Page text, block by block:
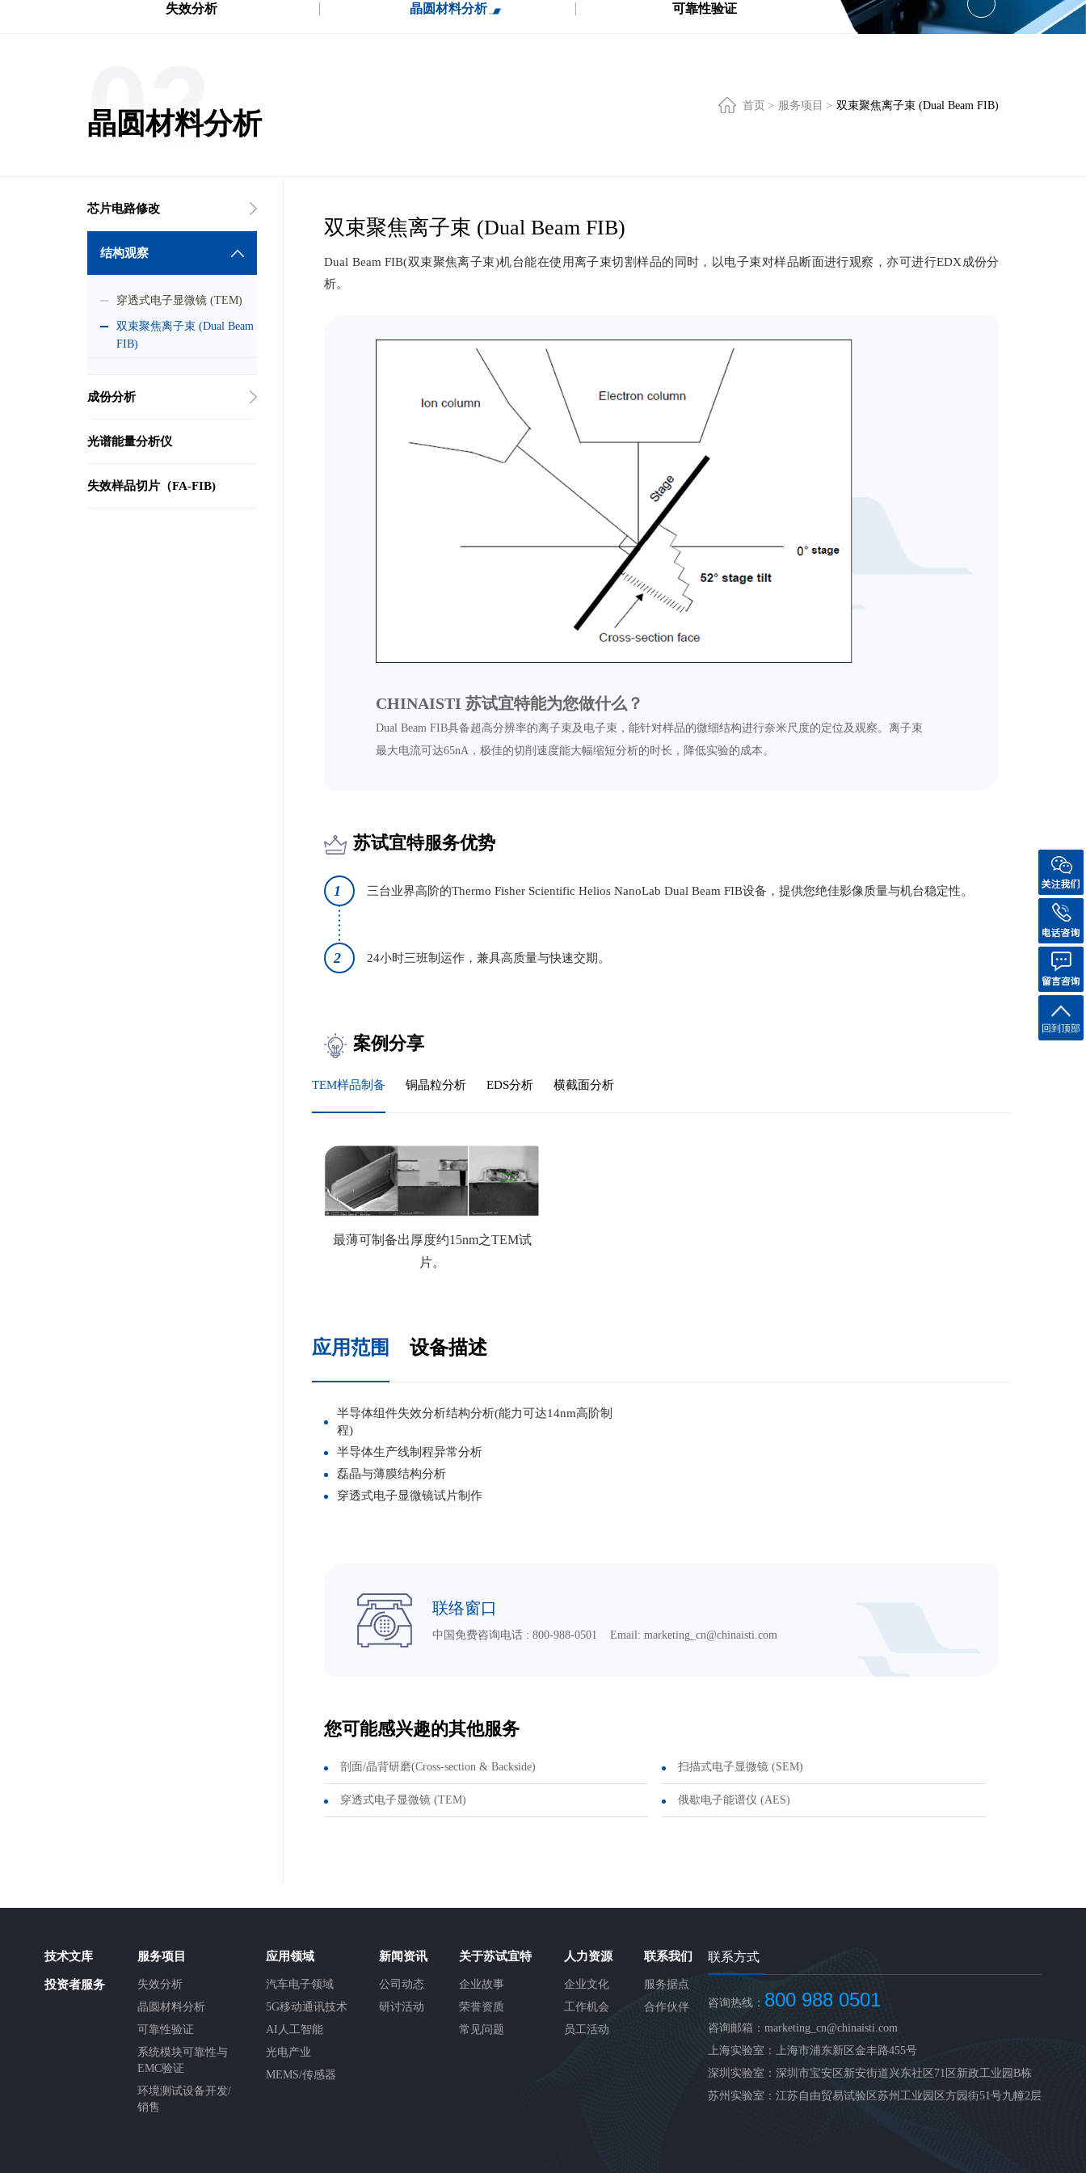
失效分析 晶圆材料分析 可靠性验证
02
晶圆材料分析
首页 > 服务项目 > 双束聚焦离子束 (Dual Beam FIB)
芯片电路修改
结构观察
穿透式电子显微镜 (TEM)
双束聚焦离子束 (Dual Beam
FIB)
成份分析
光谱能量分析仪
失效样品切片（FA-FIB)
双束聚焦离子束 (Dual Beam FIB)
Dual Beam FIB(双束聚焦离子束)机台能在使用离子束切割样品的同时，以电子束对样品断面进行观察，亦可进行EDX成份分
析。
CHINAISTI 苏试宜特能为您做什么？
Dual Beam FIB具备超高分辨率的离子束及电子束，能针对样品的微细结构进行奈米尺度的定位及观察。离子束
最大电流可达65nA，极佳的切削速度能大幅缩短分析的时长，降低实验的成本。
苏试宜特服务优势
1 三台业界高阶的Thermo Fisher Scientific Helios NanoLab Dual Beam FIB设备，提供您绝佳影像质量与机台稳定性。
2 24小时三班制运作，兼具高质量与快速交期。
案例分享
TEM样品制备 铜晶粒分析 EDS分析 横截面分析
最薄可制备出厚度约15nm之TEM试
片。
应用范围 设备描述
半导体组件失效分析结构分析(能力可达14nm高阶制
程)
半导体生产线制程异常分析
磊晶与薄膜结构分析
穿透式电子显微镜试片制作
联络窗口
中国免费咨询电话 : 800-988-0501 Email: marketing_cn@chinaisti.com
您可能感兴趣的其他服务
剖面/晶背研磨(Cross-section & Backside) 扫描式电子显微镜 (SEM)
穿透式电子显微镜 (TEM) 俄歇电子能谱仪 (AES)
技术文库
投资者服务
服务项目
失效分析
晶圆材料分析
可靠性验证
系统模块可靠性与
EMC验证
环境测试设备开发/
销售
应用领域
汽车电子领域
5G移动通讯技术
AI人工智能
光电产业
MEMS/传感器
新闻资讯
公司动态
研讨活动
关于苏试宜特
企业故事
荣誉资质
常见问题
人力资源
企业文化
工作机会
员工活动
联系我们
服务据点
合作伙伴
联系方式
咨询热线： 800 988 0501
咨询邮箱：marketing_cn@chinaisti.com
上海实验室：上海市浦东新区金丰路455号
深圳实验室：深圳市宝安区新安街道兴东社区71区新政工业园B栋
苏州实验室：江苏自由贸易试验区苏州工业园区方园街51号九幢2层
回到顶部